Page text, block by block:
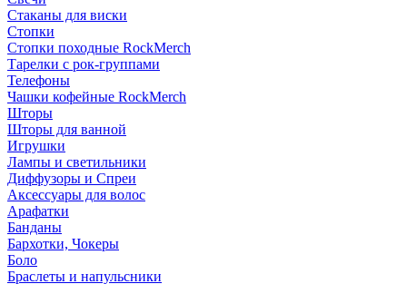
Стаканы для виски
Стопки
Стопки походные RockMerch
Тарелки с рок-группами
Телефоны
Чашки кофейные RockMerch
Шторы
Шторы для ванной
Игрушки
Лампы и светильники
Диффузоры и Спреи
Аксессуары для волос
Арафатки
Банданы
Бархотки, Чокеры
Боло
Браслеты и напульсники